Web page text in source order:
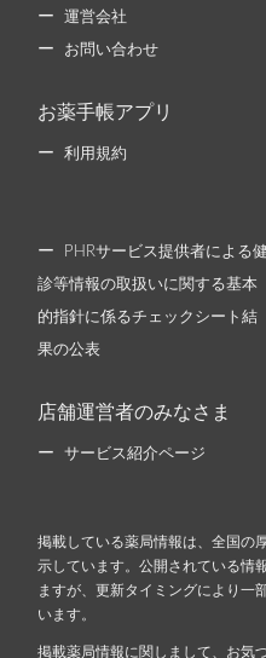
運営会社
お問い合わせ
お薬手帳アプリ
利用規約
PHRサービス提供者による健
診等情報の取扱いに関する基本
的指針に係るチェックシート結
果の公表
店舗運営者のみなさま
サービス紹介ページ
掲載している薬局情報は、全国の
示しています。公開されている情
ますが、更新タイミングにより一
います。
掲載薬局情報に関しまして、お気